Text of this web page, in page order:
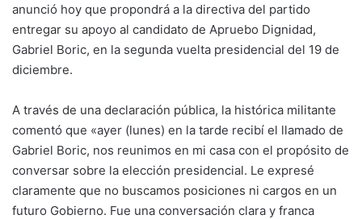
anunció hoy que propondrá a la directiva del partido
entregar su apoyo al candidato de Apruebo Dignidad,
Gabriel Boric, en la segunda vuelta presidencial del 19 de
diciembre.
A través de una declaración pública, la histórica militante
comentó que «ayer (lunes) en la tarde recibí el llamado de
Gabriel Boric, nos reunimos en mi casa con el propósito de
conversar sobre la elección presidencial. Le expresé
claramente que no buscamos posiciones ni cargos en un
futuro Gobierno. Fue una conversación clara y franca